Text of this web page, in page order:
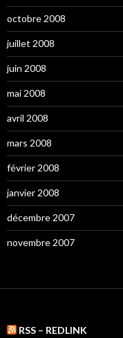
octobre 2008
juillet 2008
juin 2008
mai 2008
avril 2008
mars 2008
février 2008
janvier 2008
décembre 2007
novembre 2007
RSS – REDLINK